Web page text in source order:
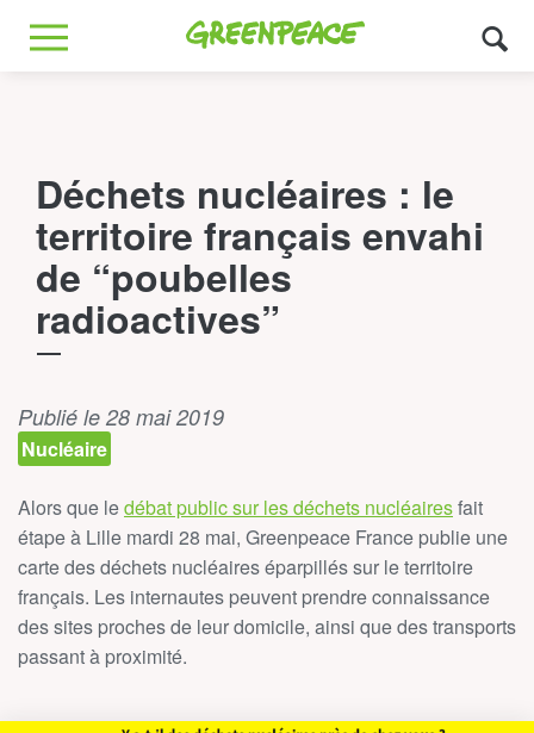
Greenpeace
MENU
Déchets nucléaires : le
territoire français envahi
de “poubelles
radioactives”
Publié le 28 mai 2019
Nucléaire
Alors que ledébat public sur les déchets nucléairesfait
étape à Lille mardi 28 mai, Greenpeace France publie une
carte des déchets nucléaires éparpillés sur le territoire
français. Les internautes peuvent prendre connaissance
des sites proches de leur domicile, ainsi que des transports
passant à proximité.